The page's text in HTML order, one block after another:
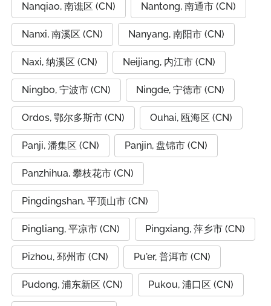
Nanqiao, 南谯区 (CN) Nantong, 南通市 (CN)
Nanxi, 南溪区 (CN) Nanyang, 南阳市 (CN)
Naxi, 纳溪区 (CN) Neijiang, 内江市 (CN)
Ningbo, 宁波市 (CN) Ningde, 宁德市 (CN)
Ordos, 鄂尔多斯市 (CN) Ouhai, 瓯海区 (CN)
Panji, 潘集区 (CN) Panjin, 盘锦市 (CN)
Panzhihua, 攀枝花市 (CN)
Pingdingshan, 平顶山市 (CN)
Pingliang, 平凉市 (CN) Pingxiang, 萍乡市 (CN)
Pizhou, 邳州市 (CN) Pu'er, 普洱市 (CN)
Pudong, 浦东新区 (CN) Pukou, 浦口区 (CN)